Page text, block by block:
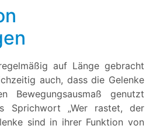
auf Länge gebracht
auch, dass die Gelenke
genutzt
Sprichwort „Wer rastet, der
sind in ihrer Funktion von